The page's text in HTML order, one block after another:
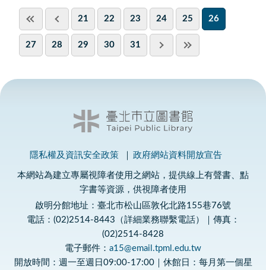
21 22 23 24 25 26
27 28 29 30 31
隱私權及資訊安全政策 政府網站資料開放宣告
本網站為建立專屬視障者使用之網站，提供線上有聲書、點
字書等資源，供視障者使用
啟明分館地址：臺北市松山區敦化北路155巷76號
電話：(02)2514-8443（詳細業務聯繫電話）｜傳真：
(02)2514-8428
電子郵件： a15@email.tpml.edu.tw
開放時間：週一至週日09:00-17:00｜休館日：每月第一個星